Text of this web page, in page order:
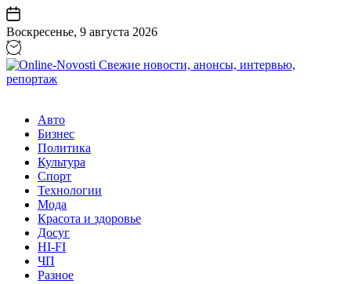
Перейти
к
содержанию
Воскресенье, 9 августа 2026
Свежие
новости,
анонсы,
интервью,
репортаж
Авто
Бизнес
Политика
Культура
Спорт
Технологии
Мода
Красота и здоровье
Досуг
HI-FI
ЧП
Разное